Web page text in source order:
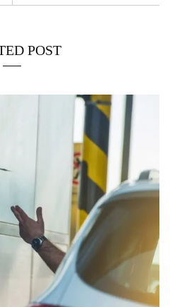
POST